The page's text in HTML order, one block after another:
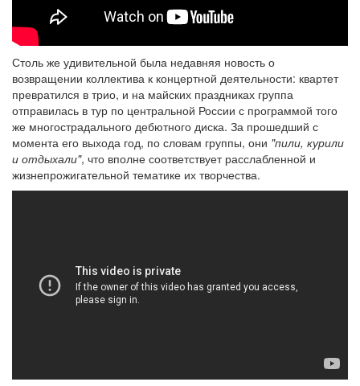
Столь же удивительной была недавняя новость о
возвращении коллектива к концертной деятельности: квартет
превратился в трио, и на майских праздниках группа
отправилась в тур по центральной России с программой того
же многострадального дебютного диска. За прошедший с
момента его выхода год, по словам группы, они "пили, курили
и отдыхали", что вполне соответствует расслабленной и
жизнепрожигательной тематике их творчества.